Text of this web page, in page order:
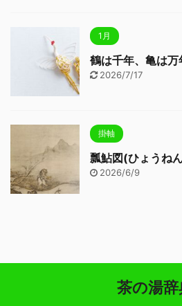
1月
鶴は千年、亀は万
2026/7/17
掛軸
瓢鮎図(ひょうね
2026/6/9
茶の湯辞